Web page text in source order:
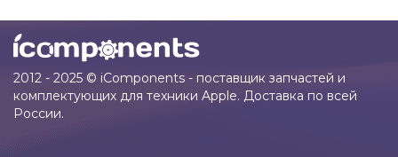
2012 - 2025 © iComponents - поставщик запчастей и
комплектующих для техники Apple. Доставка по всей
России.